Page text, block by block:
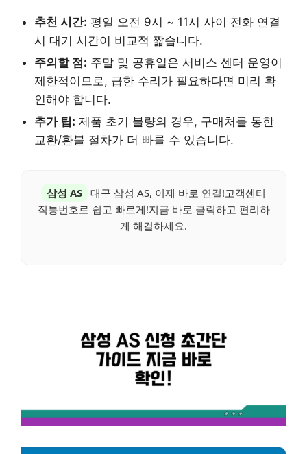
추천 시간: 평일 오전 9시 ~ 11시 사이 전화 연결
시 대기 시간이 비교적 짧습니다.
주의할 점: 주말 및 공휴일은 서비스 센터 운영이
제한적이므로, 급한 수리가 필요하다면 미리 확
인해야 합니다.
추가 팁: 제품 초기 불량의 경우, 구매처를 통한
교환/환불 절차가 더 빠를 수 있습니다.
삼성 AS 대구 삼성 AS, 이제 바로 연결!고객센터
직통번호로 쉽고 빠르게!지금 바로 클릭하고 편리하
게 해결하세요.